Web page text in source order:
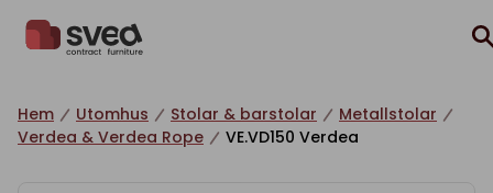
Hem Utomhus Stolar & barstolar
Metallstolar
Verdea & Verdea Rope
VE.VD150 Verdea